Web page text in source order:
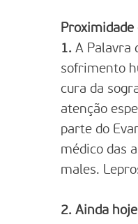
Proximidade
1. A Palavra
sofrimento
cura da
atenção
parte do
médico das
males.
2. Ainda